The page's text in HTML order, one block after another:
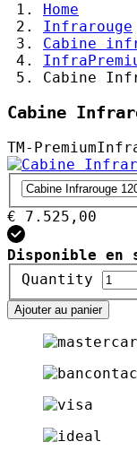
Home
Infrarouge
Cabine
Cabine
Cabine
TM-
€ 7.525,00
Disponible en
Quantity
Ajouter au panier